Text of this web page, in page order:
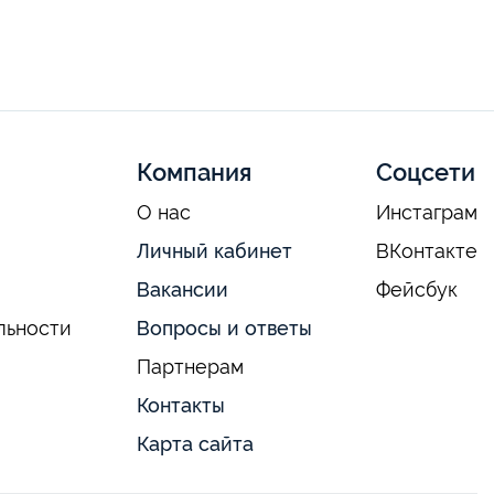
Компания
О нас
Личный кабинет
Вакансии
Вопросы и ответы
Партнерам
Контакты
Карта сайта
Соцсети
Инстаграм
ВКонтакте
Фейсбук